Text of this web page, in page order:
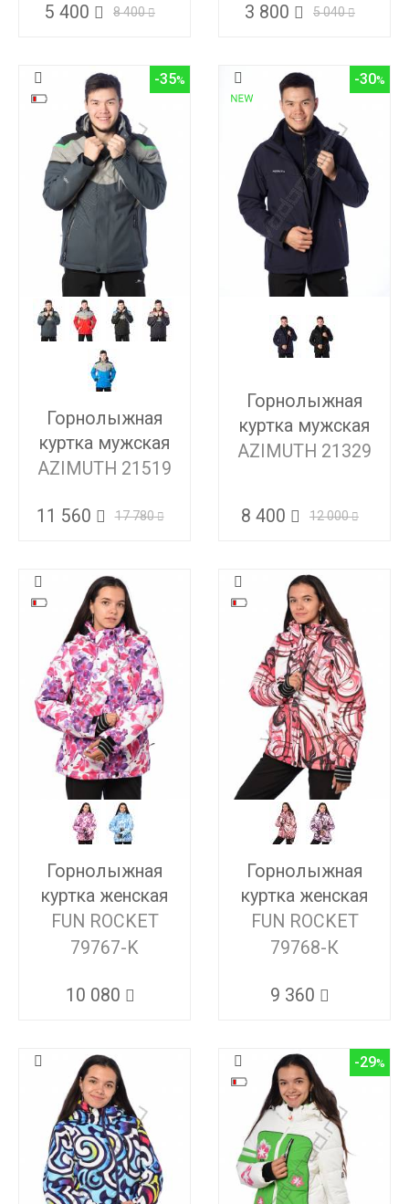
5 400 8 400 3 800 5 040
-35
Горнолыжная
куртка мужская
AZIMUTH 21519
11 560 17 780
-30
Горнолыжная
куртка мужская
AZIMUTH 21329
8 400 12 000
Горнолыжная
куртка женская
FUN ROCKET
79767-K
10 080
Горнолыжная
куртка женская
FUN ROCKET
79768-К
9 360
-29